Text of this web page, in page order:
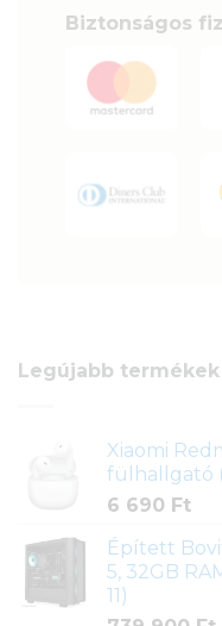
Biztonságos
Legújabb termékek
Xiaomi
fülhallgató
6 690 Ft
Épített
5, 32GB
11)